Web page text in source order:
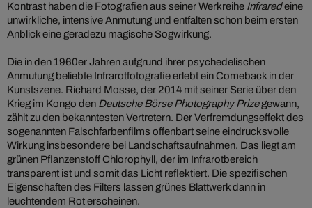
Kontrast haben die Fotografien aus seiner Werkreihe Infraredeine
unwirkliche, intensive Anmutung und entfalten schon beim ersten
Anblick eine geradezu magische Sogwirkung.
Die in den 1960er Jahren aufgrund ihrer psychedelischen
Anmutung beliebte Infrarotfotografie erlebt ein Comeback in der
Kunstszene. Richard Mosse, der 2014 mit seiner Serie über den
Krieg im Kongo den Deutsche Börse Photography Prizegewann,
zählt zu den bekanntesten Vertretern. Der Verfremdungseffekt des
sogenannten Falschfarbenfilms offenbart seine eindrucksvolle
Wirkung insbesondere bei Landschaftsaufnahmen. Das liegt am
grünen Pflanzenstoff Chlorophyll, der im Infrarotbereich
transparent ist und somit das Licht reflektiert. Die spezifischen
Eigenschaften des Filters lassen grünes Blattwerk dann in
leuchtendem Rot erscheinen.